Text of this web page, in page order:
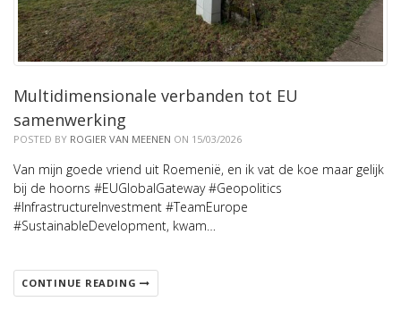
Multidimensionale verbanden tot EU
samenwerking
POSTED BY ROGIER VAN MEENEN ON 15/03/2026
Van mijn goede vriend uit Roemenië, en ik vat de koe maar gelijk
bij de hoorns #EUGlobalGateway #Geopolitics
#InfrastructureInvestment #TeamEurope
#SustainableDevelopment, kwam…
CONTINUE READING